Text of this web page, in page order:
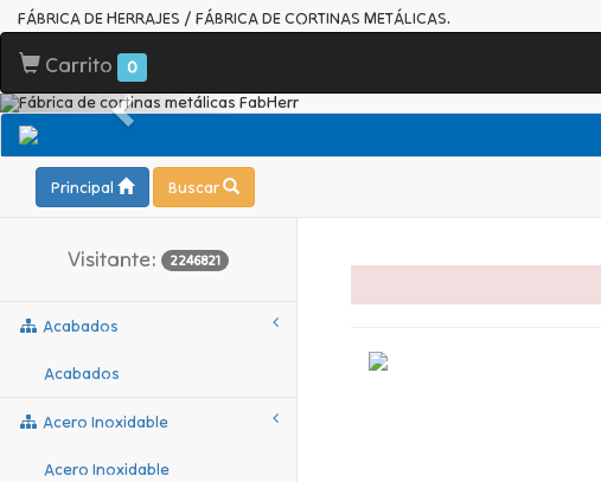
FÁBRICA DE HERRAJES / FÁBRICA DE CORTINAS METÁLICAS.
Carrito 0
Principal Buscar
Visitante: 2246821
Acabados
Acabados
Acero Inoxidable
Acero Inoxidable